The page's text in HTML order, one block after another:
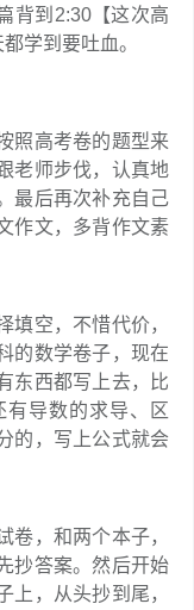
背到2:30【这次高
学到要吐血。
照高考卷的题型来
老师步伐，认真地
最后再次补充自己
作文，多背作文素
填空，不惜代价，
的数学卷子，现在
东西都写上去，比
导数的求导、区
的，写上公式就会
卷，和两个本子，
抄答案。然后开始
上，从头抄到尾，